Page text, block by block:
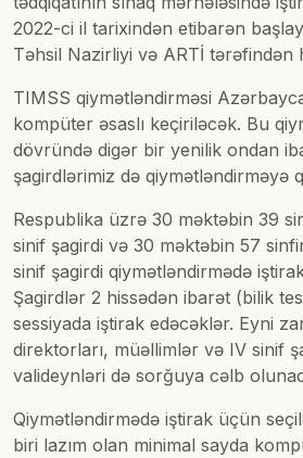
2022-ci il tarixindən etibarən
Təhsil Nazirliyi və ARTİ tərəfindən
TIMSS qiymətləndirməsi
kompüter əsaslı keçiriləcək. Bu
dövründə digər bir yenilik ondan
şagirdlərimiz də qiymətləndirməyə
Respublika üzrə 30 məktəbin 39
sinif şagirdi və 30 məktəbin 57
sinif şagirdi qiymətləndirmədə
Şagirdlər 2 hissədən ibarət (bilik
sessiyada iştirak edəcəklər. Eyni
direktorları, müəllimlər və IV sinif
valideynləri də sorğuya cəlb
Qiymətləndirmədə iştirak üçün
biri lazım olan minimal sayda